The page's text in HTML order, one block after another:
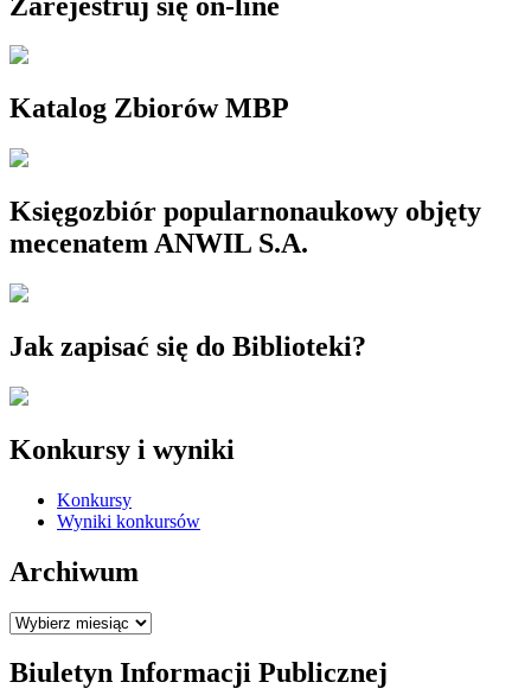
Katalog Zbiorów MBP
Księgozbiór popularnonaukowy objęty
mecenatem ANWIL S.A.
Jak zapisać się do Biblioteki?
Konkursy i wyniki
Konkursy
Wyniki konkursów
Archiwum
Archiwum
Biuletyn Informacji Publicznej